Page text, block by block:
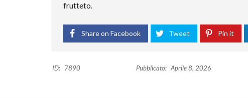
frutteto.
Share on Facebook Tweet Pin it
ID: 7890 Pubblicato: Aprile 8, 2026